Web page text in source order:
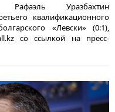
Уразбахтин
квалификационного
«Левски» (0:1),
со ссылкой на пресс-